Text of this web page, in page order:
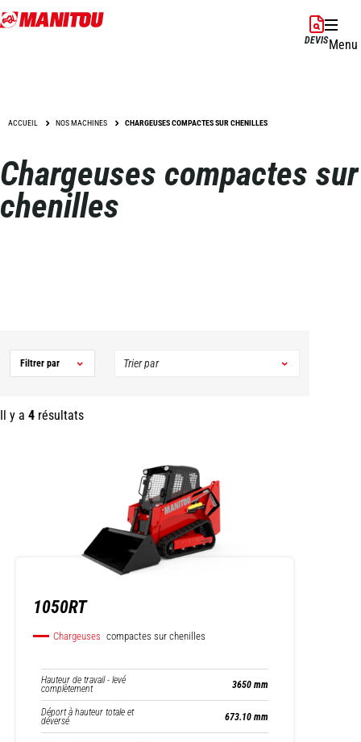
Aller
au
DEVISMenu
ACCUEIL NOS MACHINES CHARGEUSES COMPACTES SUR CHENILLES
Chargeuses compactes sur
chenilles
Il y a 4 résultats
Filtrer par
1050RT
Chargeuses compactes sur chenilles
Hauteur de travail - levé
complètement 3650 mm
Déport à hauteur totale et
déversé 673.10 mm